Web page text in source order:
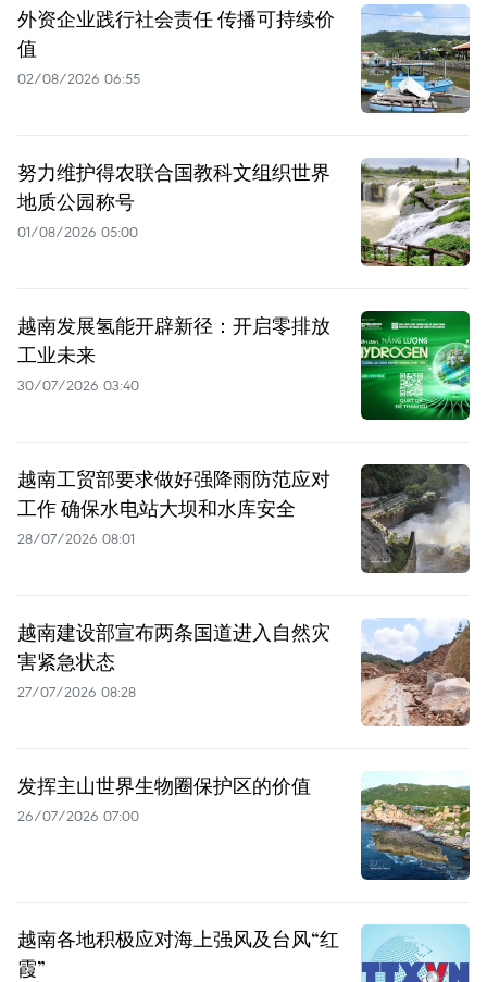
外资企业践行社会责任 传播可持续价
值
02/08/2026 06:55
努力维护得农联合国教科文组织世界
地质公园称号
01/08/2026 05:00
越南发展氢能开辟新径：开启零排放
工业未来
30/07/2026 03:40
越南工贸部要求做好强降雨防范应对
工作 确保水电站大坝和水库安全
28/07/2026 08:01
越南建设部宣布两条国道进入自然灾
害紧急状态
27/07/2026 08:28
发挥主山世界生物圈保护区的价值
26/07/2026 07:00
越南各地积极应对海上强风及台风“红
霞”